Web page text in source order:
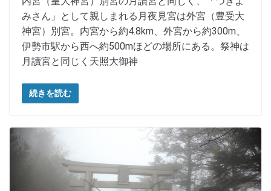
みさん」として親しまれる月夜見宮は外宮（豊受大
神宮）別宮。内宮から約4.8km、外宮から約300m、
伊勢市駅から西へ約500mほどの場所にある。祭神は
月讀宮と同じく天照大御神
続きを読む